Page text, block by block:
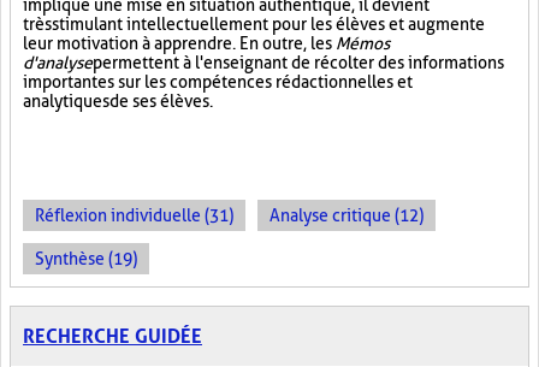
implique une mise en situation authentique, il devient
très stimulant intellectuellement pour les élèves et augmente
leur motivation à apprendre. En outre, les Mémos
d'analysepermettent à l'enseignant de récolter des informations
importantes sur les compétences rédactionnelles et
analytiques de ses élèves.
Réflexion individuelle (31) Analyse critique (12)
Synthèse (19)
RECHERCHE GUIDÉE